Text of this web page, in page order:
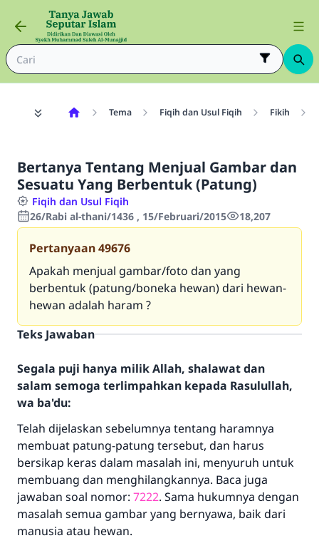
Tema Fiqih dan Usul Fiqih Fikih
Bertanya Tentang Menjual Gambar dan
Sesuatu Yang Berbentuk (Patung)
Fiqih dan Usul Fiqih
26/Rabi al-thani/1436 , 15/Februari/2015
18,207
Pertanyaan49676
Apakah menjual gambar/foto dan yang
berbentuk (patung/boneka hewan) dari hewan-
hewan adalah haram ?
Teks Jawaban
Segala puji hanya milik Allah, shalawat dan
salam semoga terlimpahkan kepada Rasulullah,
wa ba'du:
Telah dijelaskan sebelumnya tentang haramnya
membuat patung-patung tersebut, dan harus
bersikap keras dalam masalah ini, menyuruh untuk
membuang dan menghilangkannya. Baca juga
jawaban soal nomor: 7222. Sama hukumnya dengan
masalah semua gambar yang bernyawa, baik dari
manusia atau hewan.